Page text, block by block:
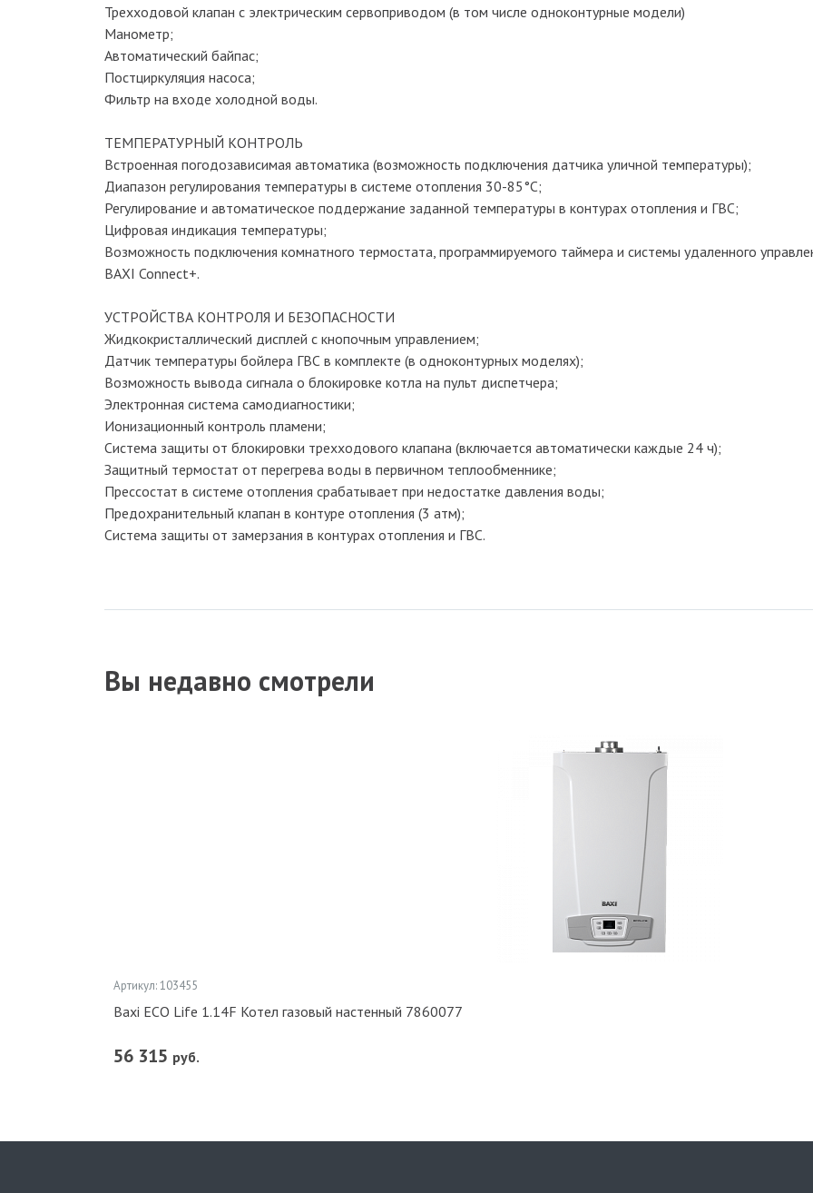
Трехходовой клапан с электрическим сервоприводом (в том числе одноконтурные модели)
Манометр;
Автоматический байпас;
Постциркуляция насоса;
Фильтр на входе холодной воды.
ТЕМПЕРАТУРНЫЙ КОНТРОЛЬ
Встроенная погодозависимая автоматика (возможность подключения датчика уличной температуры);
Диапазон регулирования температуры в системе отопления 30-85°С;
Регулирование и автоматическое поддержание заданной температуры в контурах отопления и ГВС;
Цифровая индикация температуры;
Возможность подключения комнатного термостата, программируемого таймера и системы удаленного
BAXI Connect+.
УСТРОЙСТВА КОНТРОЛЯ И БЕЗОПАСНОСТИ
Жидкокристаллический дисплей с кнопочным управлением;
Датчик температуры бойлера ГВС в комплекте (в одноконтурных моделях);
Возможность вывода сигнала о блокировке котла на пульт диспетчера;
Электронная система самодиагностики;
Ионизационный контроль пламени;
Система защиты от блокировки трехходового клапана (включается автоматически каждые 24 ч);
Защитный термостат от перегрева воды в первичном теплообменнике;
Прессостат в системе отопления срабатывает при недостатке давления воды;
Предохранительный клапан в контуре отопления (3 атм);
Система защиты от замерзания в контурах отопления и ГВС.
Вы недавно смотрели
Артикул: 103455
Baxi ECO Life 1.14F Котел газовый настенный 7860077
56 315 руб.